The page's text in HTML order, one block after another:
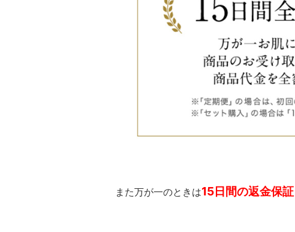
また万が一のときは15日間の返金保証